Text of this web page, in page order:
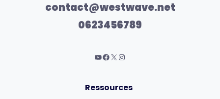
contact@westwave.net
0623456789
Ressources